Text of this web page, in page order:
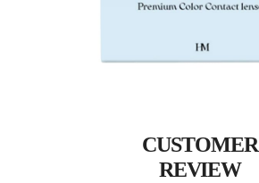
CUSTOMER
REVIEW